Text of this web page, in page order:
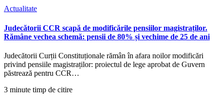
Actualitate
Judecătorii CCR scapă de modificările pensiilor magistraților.
Rămâne vechea schemă: pensii de 80% și vechime de 25 de ani
Judecătorii Curții Constituționale rămân în afara noilor modificări
privind pensiile magistraților: proiectul de lege aprobat de Guvern
păstrează pentru CCR…
3 minute timp de citire